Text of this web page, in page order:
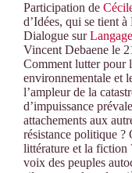
Participation de
d’Idées, qui se tient
Dialogue sur
Vincent Debaene le
Comment lutter pour
environnementale et
l’ampleur de la
d’impuissance
attachements aux
résistance politique ?
littérature et la fiction
voix des peuples